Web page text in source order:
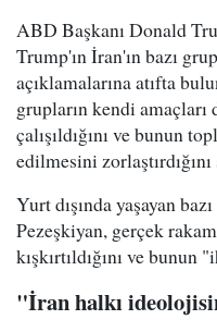
ABD Başkanı Donald
Trump'ın İran'ın bazı
açıklamalarına atıfta
grupların kendi
çalışıldığını ve bunun
edilmesini
Yurt dışında yaşayan
Pezeşkiyan, gerçek
kışkırtıldığını ve
"İran halkı